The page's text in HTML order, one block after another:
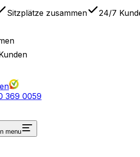
Sitzplätze zusammen
24/7
369 0059
menu